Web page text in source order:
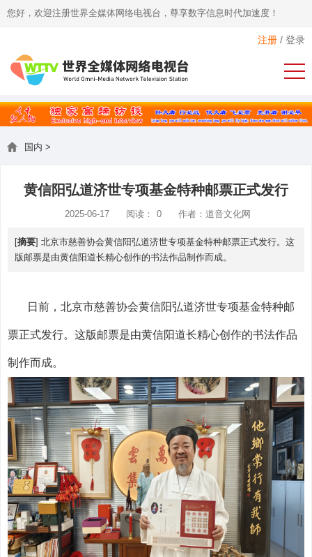
您好，欢迎注册世界全媒体网络电视台，尊享数字信息时代加速度！
注册 / 登录
国内 >
黄信阳弘道济世专项基金特种邮票正式发行
2025-06-17 阅读： 0 作者：道音文化网
[摘要] 北京市慈善协会黄信阳弘道济世专项基金特种邮票正式发行。这
版邮票是由黄信阳道长精心创作的书法作品制作而成。
日前，北京市慈善协会黄信阳弘道济世专项基金特种邮
票正式发行。这版邮票是由黄信阳道长精心创作的书法作品
制作而成。